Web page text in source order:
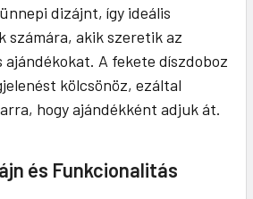
dizájnt, így ideális
számára, akik szeretik az
ajándékokat. A fekete díszdoboz
kölcsönöz, ezáltal
hogy ajándékként adjuk át.
és Funkcionalitás